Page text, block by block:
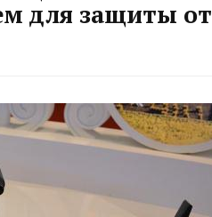
для защиты от